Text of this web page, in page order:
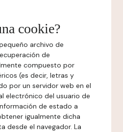
cookie?
archivo de
de
compuesto por
(es decir, letras y
por un servidor web en el
electrónico del usuario de
de estado a
igualmente dicha
desde el navegador. La